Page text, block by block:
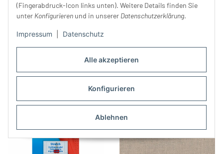
Alle akzeptieren
Konfigurieren
Ablehnen
(Fingerabdruck-Icon links unten). Weitere Details finden Sie
unter Konfigurieren und in unserer Datenschutzerklärung.
Impressum Datenschutz
Größen
2,90 €*
6,20 €*